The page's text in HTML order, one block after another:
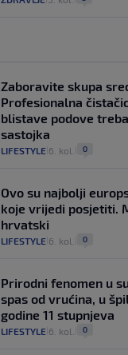
Zaboravite skupa
Profesionalna
blistave podove
sastojka
LIFESTYLE 6. kol. 0
Ovo su najbolji
koje vrijedi posjetiti.
hrvatski
LIFESTYLE 6. kol. 0
Prirodni fenomen u
spas od vrućina, u
godine 11 stupnjeva
LIFESTYLE 6. kol. 0